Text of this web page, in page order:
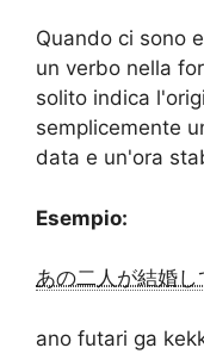
Quando ci sono
un verbo nella
solito indica
semplicemente
data e un'ora
Esempio:
あの二人が結婚し
ano futari ga